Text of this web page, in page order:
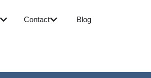
Contact Blog